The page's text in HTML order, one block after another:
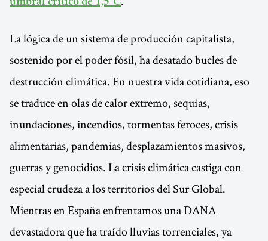
La lógica de un sistema de producción capitalista,
sostenido por el poder fósil, ha desatado bucles de
destrucción climática. En nuestra vida cotidiana, eso
se traduce en olas de calor extremo, sequías,
inundaciones, incendios, tormentas feroces, crisis
alimentarias, pandemias, desplazamientos masivos,
guerras y genocidios. La crisis climática castiga con
especial crudeza a los territorios del Sur Global.
Mientras en España enfrentamos una DANA
devastadora que ha traído lluvias torrenciales, ya